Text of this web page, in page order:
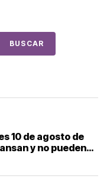
BUSCAR
10 de agosto de
y no pueden
de México; estos